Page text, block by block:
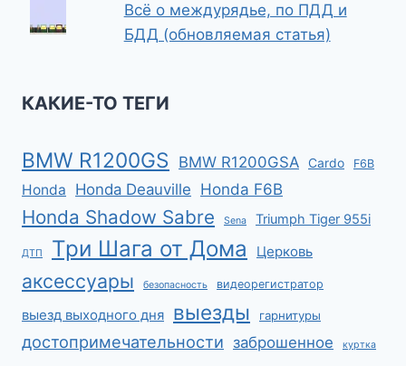
Всё о междурядье, по ПДД и
БДД (обновляемая статья)
КАКИЕ-ТО ТЕГИ
BMW R1200GS BMW R1200GSA Cardo F6B
Honda Honda Deauville Honda F6B
Honda Shadow Sabre Sena Triumph Tiger 955i
ДТП Три Шага от Дома Церковь
аксессуары безопасность видеорегистратор
выезд выходного дня выезды гарнитуры
достопримечательности заброшенное куртка